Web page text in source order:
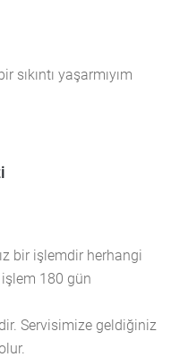
sıkıntı yaşarmıyım
bir işlemdir herhangi
işlem 180 gün
Servisimize geldiğiniz